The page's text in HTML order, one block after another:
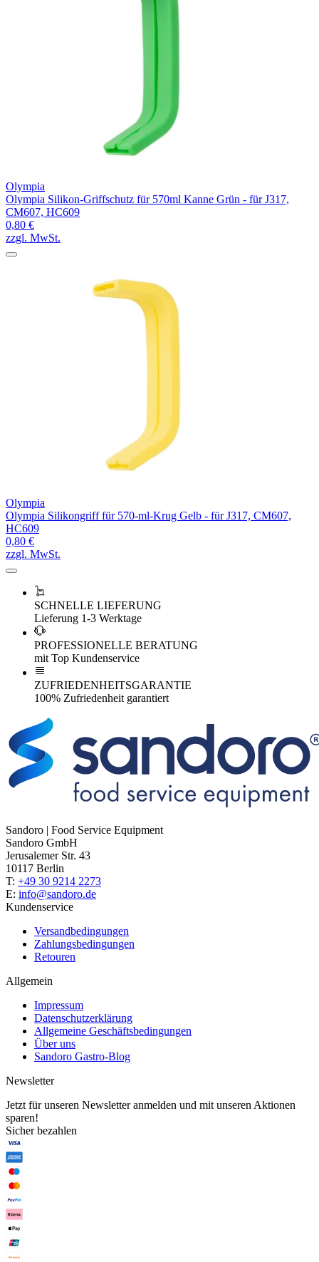
Olympia
Olympia Silikon-Griffschutz für 570ml Kanne Grün - für J317,
CM607, HC609
0,80 €
zzgl. MwSt.
Olympia
Olympia Silikongriff für 570-ml-Krug Gelb - für J317, CM607,
HC609
0,80 €
zzgl. MwSt.
SCHNELLE LIEFERUNG
Lieferung 1-3 Werktage
PROFESSIONELLE BERATUNG
mit Top Kundenservice
ZUFRIEDENHEITSGARANTIE
100% Zufriedenheit garantiert
Sandoro | Food Service Equipment
Sandoro GmbH
Jerusalemer Str. 43
10117 Berlin
T: +49 30 9214 2273
E: info@sandoro.de
Kundenservice
Versandbedingungen
Zahlungsbedingungen
Retouren
Allgemein
Impressum
Datenschutzerklärung
Allgemeine Geschäftsbedingungen
Über uns
Sandoro Gastro-Blog
Newsletter
Jetzt für unseren Newsletter anmelden und mit unseren Aktionen
sparen!
Sicher bezahlen